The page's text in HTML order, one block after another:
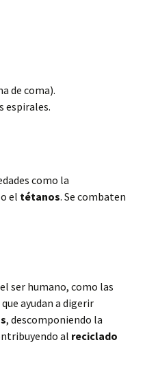
de coma).
espirales.
como la
o el tétanos. Se combaten
ser humano, como las
que ayudan a digerir
, descomponiendo la
al reciclado